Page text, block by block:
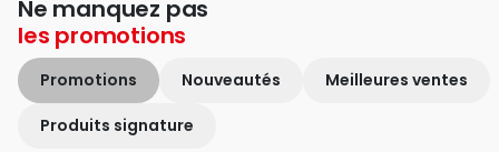
Ne manquez pas
les promotions
Promotions Nouveautés Meilleures ventes
Produits signature